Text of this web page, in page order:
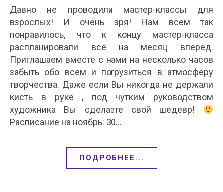
Давно не проводили мастер-классы для
взрослых! И очень зря! Нам всем так
понравилось, что к концу мастер-класса
распланировали все на месяц вперед.
Приглашаем вместе с нами на несколько часов
забыть обо всем и погрузиться в атмосферу
творчества. Даже если Вы никогда не держали
кисть в руке , под чутким руководством
художника Вы сделаете свой шедевр!
Расписание на ноябрь: 30…
ПОДРОБНЕЕ...